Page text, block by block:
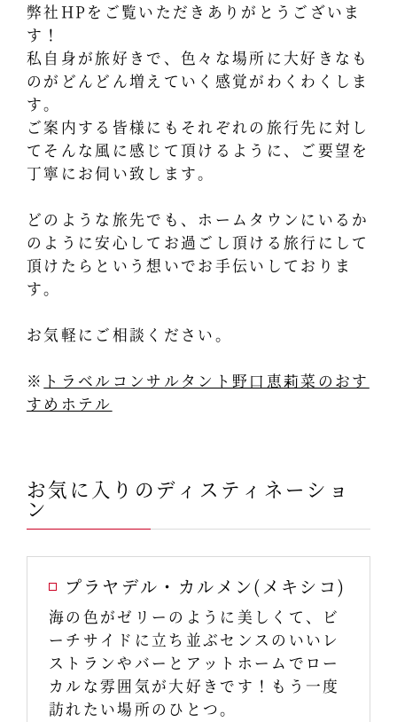
弊社HPをご覧いただきありがとうございま
す！
私自身が旅好きで、色々な場所に大好きなも
のがどんどん増えていく感覚がわくわくしま
す。
ご案内する皆様にもそれぞれの旅行先に対し
てそんな風に感じて頂けるように、ご要望を
丁寧にお伺い致します。
どのような旅先でも、ホームタウンにいるか
のように安心してお過ごし頂ける旅行にして
頂けたらという想いでお手伝いしておりま
す。
お気軽にご相談ください。
※ トラベルコンサルタント野口恵莉菜のおす
すめホテル
お気に入りのディスティネーショ
ン
プラヤデル・カルメン(メキシコ)
海の色がゼリーのように美しくて、ビ
ーチサイドに立ち並ぶセンスのいいレ
ストランやバーとアットホームでロー
カルな雰囲気が大好きです！もう一度
訪れたい場所のひとつ。